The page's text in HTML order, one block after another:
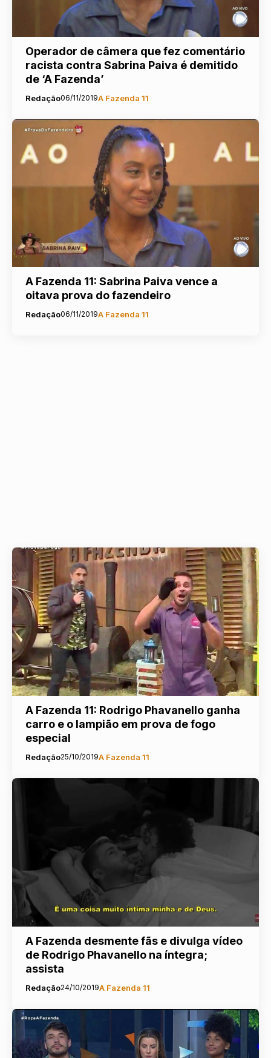
Operador de câmera que fez comentário
racista contra Sabrina Paiva é demitido
de ‘A Fazenda’
Redação06/11/2019A Fazenda 11
A Fazenda 11: Sabrina Paiva vence a
oitava prova do fazendeiro
Redação06/11/2019A Fazenda 11
A Fazenda 11: Rodrigo Phavanello ganha
carro e o lampião em prova de fogo
especial
Redação25/10/2019A Fazenda 11
A Fazenda desmente fãs e divulga vídeo
de Rodrigo Phavanello na íntegra;
assista
Redação24/10/2019A Fazenda 11